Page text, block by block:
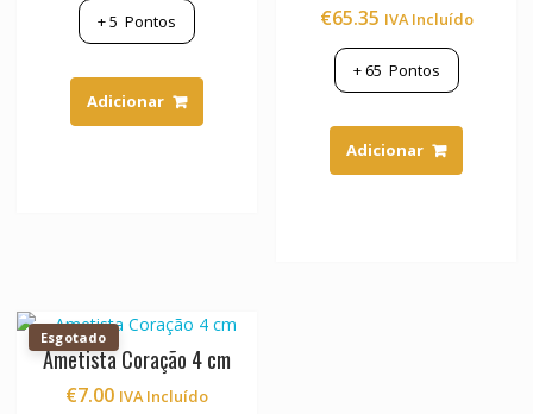
+5 Pontos
Adicionar
€65.35 IVA Incluído
+65 Pontos
Adicionar
Esgotado
Ametista Coração 4 cm
€7.00 IVA Incluído